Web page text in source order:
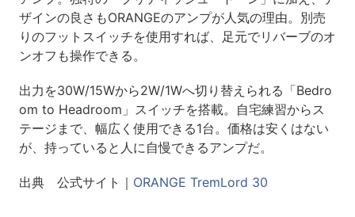
ザインの良さもORANGEのアンプが人気の理由。別売
りのフットスイッチを使用すれば、足元でリバーブのオ
ンオフも操作できる。
出力を30W/15Wから2W/1Wへ切り替えられる「Bedro
om to Headroom」スイッチを搭載。自宅練習からス
テージまで、幅広く使用できる1台。価格は安くはない
が、持っていると人に自慢できるアンプだ。
出典 公式サイト｜ ORANGE TremLord 30